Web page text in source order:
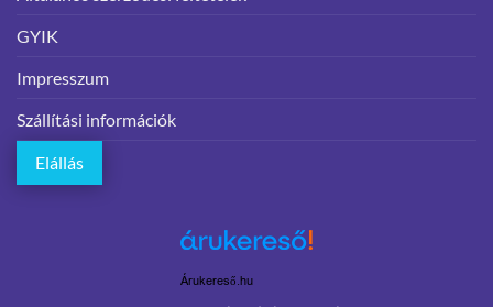
GYIK
Impresszum
Szállítási információk
Elállás
Árukereső.hu